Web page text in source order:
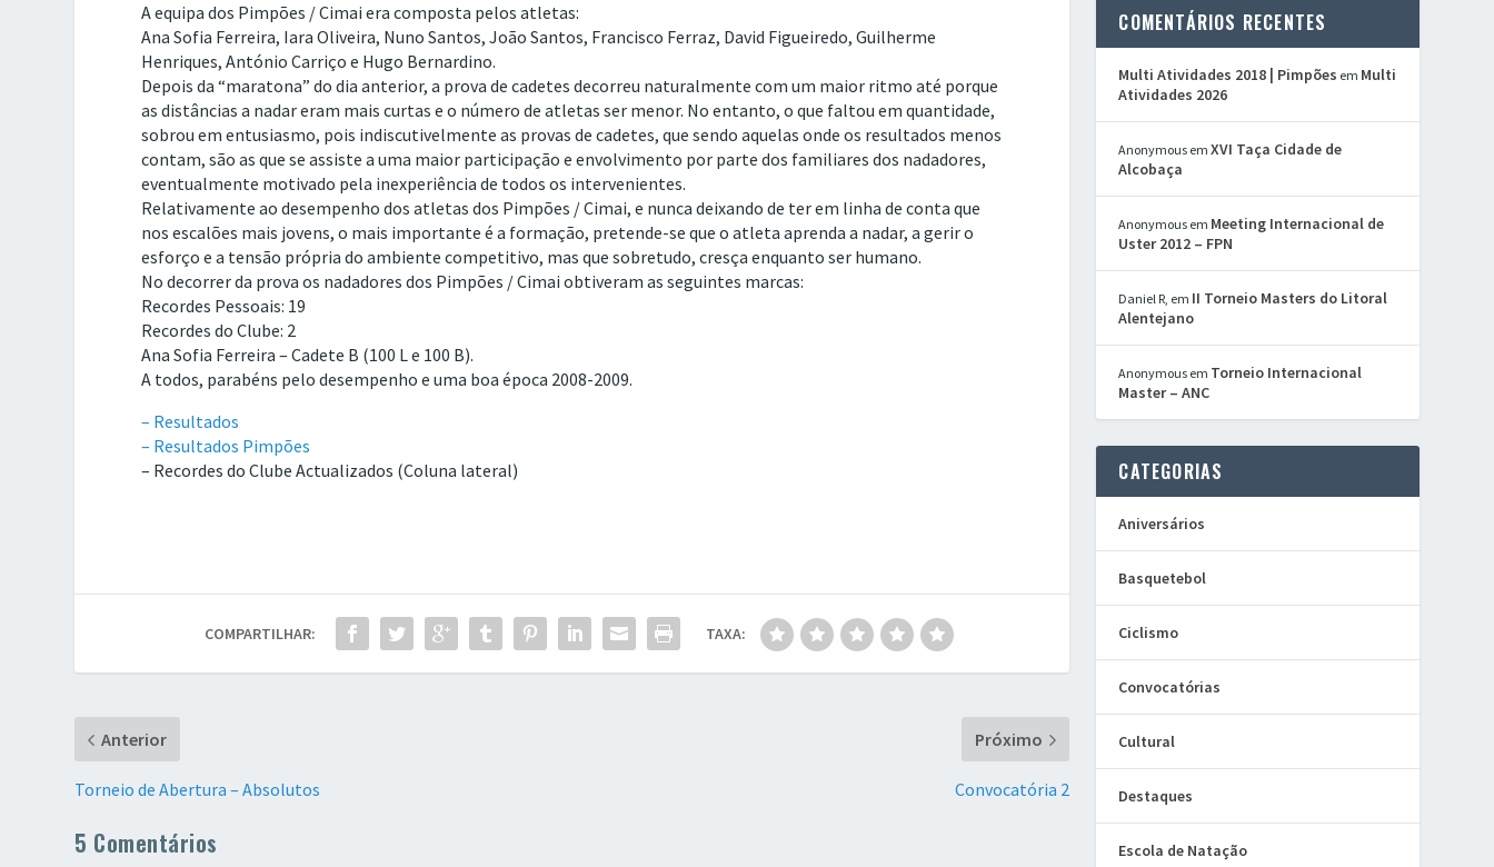
A equipa dos Pimpões / Cimai era composta pelos atletas:
Ana Sofia Ferreira, Iara Oliveira, Nuno Santos, João Santos, Francisco Ferraz, David Figueiredo, Guilherme
Henriques, António Carriço e Hugo Bernardino.
Depois da “maratona” do dia anterior, a prova de cadetes decorreu naturalmente com um maior ritmo até porque
as distâncias a nadar eram mais curtas e o número de atletas ser menor. No entanto, o que faltou em quantidade,
sobrou em entusiasmo, pois indiscutivelmente as provas de cadetes, que sendo aquelas onde os resultados menos
contam, são as que se assiste a uma maior participação e envolvimento por parte dos familiares dos nadadores,
eventualmente motivado pela inexperiência de todos os intervenientes.
Relativamente ao desempenho dos atletas dos Pimpões / Cimai, e nunca deixando de ter em linha de conta que
nos escalões mais jovens, o mais importante é a formação, pretende-se que o atleta aprenda a nadar, a gerir o
esforço e a tensão própria do ambiente competitivo, mas que sobretudo, cresça enquanto ser humano.
No decorrer da prova os nadadores dos Pimpões / Cimai obtiveram as seguintes marcas:
Recordes Pessoais: 19
Recordes do Clube: 2
Ana Sofia Ferreira – Cadete B (100 L e 100 B).
A todos, parabéns pelo desempenho e uma boa época 2008-2009.
– Resultados
– Resultados Pimpões
– Recordes do Clube Actualizados (Coluna lateral)
COMPARTILHAR: TAXA:
Anterior
Torneio de Abertura – Absolutos
Próximo
Convocatória 2
5 Comentários
COMENTÁRIOS RECENTES
Multi Atividades 2018 | Pimpões em Multi
Atividades 2026
Anonymous emXVI Taça Cidade de
Alcobaça
Anonymous em Meeting Internacional de
Uster 2012 – FPN
Daniel R, em II Torneio Masters do Litoral
Alentejano
Anonymous em Torneio Internacional
Master – ANC
CATEGORIAS
Aniversários
Basquetebol
Ciclismo
Convocatórias
Cultural
Destaques
Escola de Natação